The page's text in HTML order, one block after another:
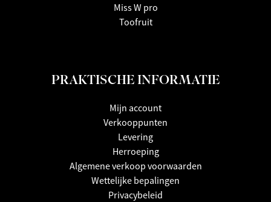
Miss W pro
Toofruit
PRAKTISCHE INFORMATIE
Mijn account
Verkooppunten
Levering
Herroeping
Algemene verkoop voorwaarden
Wettelijke bepalingen
Privacybeleid